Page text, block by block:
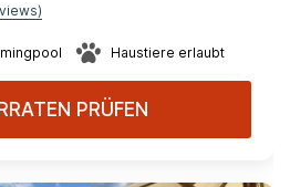
Haustiere erlaubt
PRÜFEN